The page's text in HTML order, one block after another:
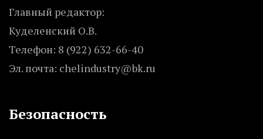
Главный редактор:
Куделенский О.В.
Телефон: 8 (922) 632-66-40
Эл. почта: chelindustry@bk.ru
Безопасность